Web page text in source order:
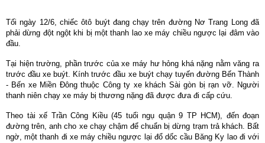
Tối ngày 12/6, chiếc ôtô buýt đang chạy trên đường Nơ Trang Long đã
phải dừng đột ngột khi bị một thanh lao xe máy chiều ngược lại đâm vào
đầu.
Tại hiện trường, phần trước của xe máy hư hỏng khá nặng nằm văng ra
trước đầu xe buýt. Kính trước đầu xe buýt chạy tuyến đường Bến Thành
- Bến xe Miền Đông thuộc Công ty xe khách Sài gòn bị rạn vỡ. Người
thanh niên chạy xe máy bị thương nặng đã được đưa đi cấp cứu.
Theo tài xế Trần Công Kiều (45 tuổi ngụ quận 9 TP HCM), đến đoạn
đường trên, anh cho xe chạy chậm để chuẩn bị dừng trạm trả khách. Bất
ngờ, một thanh đi xe máy chiều ngược lại đổ dốc cầu Băng Ky lao đi với